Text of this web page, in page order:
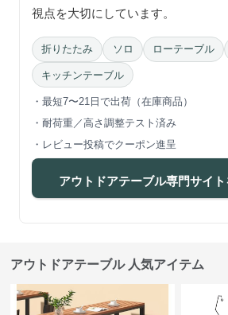
視点を大切にしています。
折りたたみ ソロ ローテーブル
キッチンテーブル
・最短7〜21日で出荷（在庫商品）
・耐荷重／高さ調整テスト済み
・レビュー投稿でクーポン進呈
アウトドアテーブル専門サイ
アウトドアテーブル 人気アイテム